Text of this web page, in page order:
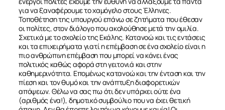
για να ξαναφέρουμε το χαμόγελο στους Έλληνες.
Τοποθέτηση της υπουργού επάνω σε ζητήματα που έθεσαν
οι πολίτες, στον διάλογο που ακολούθησε μετά την ομιλία.
Σχετικά με το σχολείο της Εκάλης. Κατανοώ και τις εντάσεις
και τα επιχειρήματα γιατί η επέμβαση σε ένα σχολείο είναι η
πιο ανθρώπινη επέμβαση που μπορεί να κάνει ένας
πολιτικός καθώς αφορά στη γειτονιά και στην
καθημερινότητα. Επομένως κατανοώ και την ένταση και την
πίεση και τον θυμό και την ανάπτυξη διαφορετικών
απόψεων. Θέλω να σας πω ότι δεν υπάρχει ούτε ένα
(αριθμός ένα!), δημοτικό συμβούλιο που να έχει θετική